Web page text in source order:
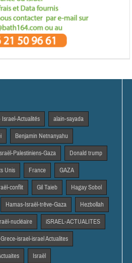
Actualités alain-sayada
Benjamin Netnanyahu
Palestiniens-Gaza Donald trump
Unis France GAZA
conflit Gil Taieb Hagay Sobol
Hamas-Israël-trêve-Gaza Hezbollah
nucléaire iSRAEL-ACTUALITES
israel-israel Actualites
Israël